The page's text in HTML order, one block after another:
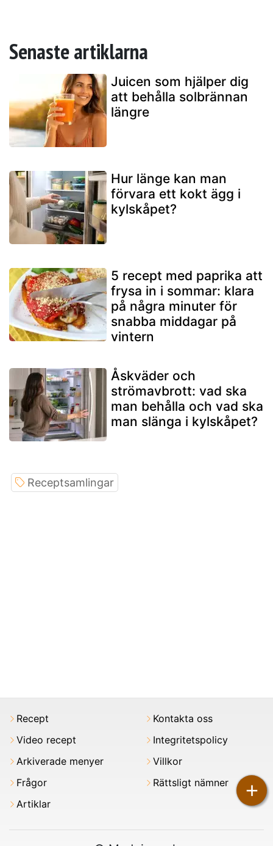
Senaste artiklarna
Juicen som hjälper dig
att behålla solbrännan
längre
Hur länge kan man
förvara ett kokt ägg i
kylskåpet?
5 recept med paprika att
frysa in i sommar: klara
på några minuter för
snabba middagar på
vintern
Åskväder och
strömavbrott: vad ska
man behålla och vad ska
man slänga i kylskåpet?
+
Receptsamlingar
Recept
Video recept
Arkiverade menyer
Frågor
Artiklar
Kontakta oss
Integritetspolicy
Villkor
Rättsligt nämner